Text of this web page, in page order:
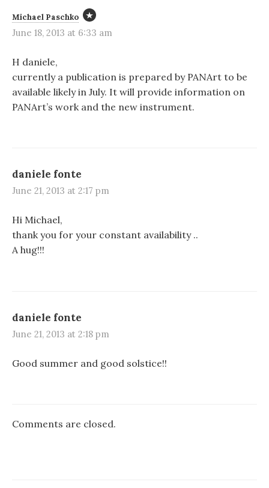
Michael Paschko
June 18, 2013 at 6:33 am
H daniele,
currently a publication is prepared by PANArt to be
available likely in July. It will provide information on
PANArt’s work and the new instrument.
daniele fonte
June 21, 2013 at 2:17 pm
Hi Michael,
thank you for your constant availability ..
A hug!!!
daniele fonte
June 21, 2013 at 2:18 pm
Good summer and good solstice!!
Comments are closed.